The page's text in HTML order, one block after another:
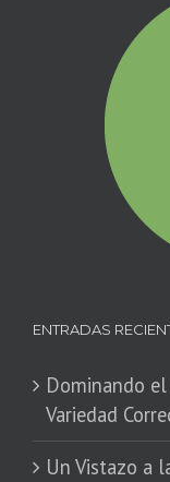
ENTRADAS
Dominando
Variedad
​Un Vistazo a